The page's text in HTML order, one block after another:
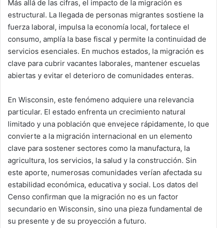
Más allá de las cifras, el impacto de la migración es
estructural. La llegada de personas migrantes sostiene la
fuerza laboral, impulsa la economía local, fortalece el
consumo, amplía la base fiscal y permite la continuidad de
servicios esenciales. En muchos estados, la migración es
clave para cubrir vacantes laborales, mantener escuelas
abiertas y evitar el deterioro de comunidades enteras.
En Wisconsin, este fenómeno adquiere una relevancia
particular. El estado enfrenta un crecimiento natural
limitado y una población que envejece rápidamente, lo que
convierte a la migración internacional en un elemento
clave para sostener sectores como la manufactura, la
agricultura, los servicios, la salud y la construcción. Sin
este aporte, numerosas comunidades verían afectada su
estabilidad económica, educativa y social. Los datos del
Censo confirman que la migración no es un factor
secundario en Wisconsin, sino una pieza fundamental de
su presente y de su proyección a futuro.